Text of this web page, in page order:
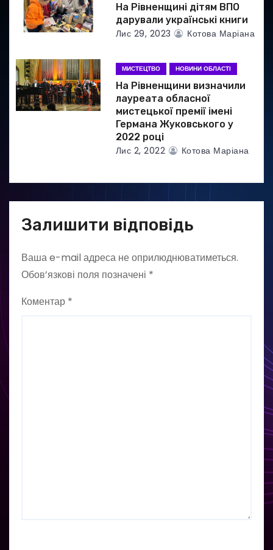
​​На Рівненщині дітям ВПО
дарували українські книги
Лис 29, 2023 Котова Маріана
МИСТЕЦТВО НОВИНИ ОБЛАСТІ
На Рівненщини визначили
лауреата обласної
мистецької премії імені
Германа Жуковського у
2022 році
Лис 2, 2022 Котова Маріана
Залишити відповідь
Ваша e-mail адреса не оприлюднюватиметься.
Обов’язкові поля позначені *
Коментар *